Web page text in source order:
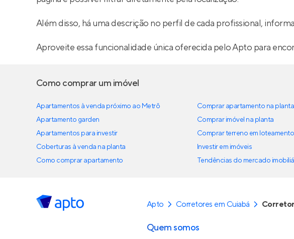
Além disso, há uma descrição no perfil de cada profissional,
Aproveite essa funcionalidade única oferecida pelo Apto para
Como comprar um imóvel
Apartamentos à venda próximo ao Metrô
Apartamento garden
Apartamentos para investir
Coberturas à venda na planta
Como comprar apartamento
Comprar apartamento na planta
Comprar imóvel na planta
Comprar terreno em loteamento
Investir em imóveis
Tendências do mercado
Apto Corretores em Cuiabá
Quem somos